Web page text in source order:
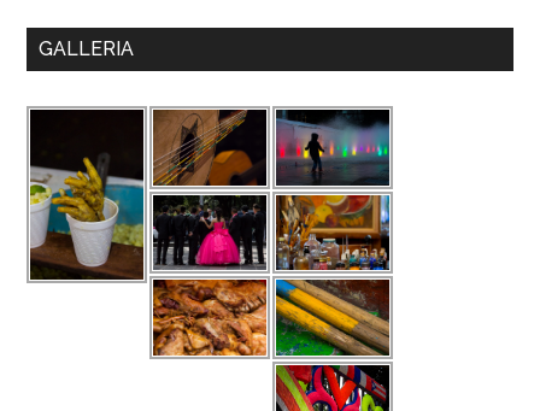
GALLERIA